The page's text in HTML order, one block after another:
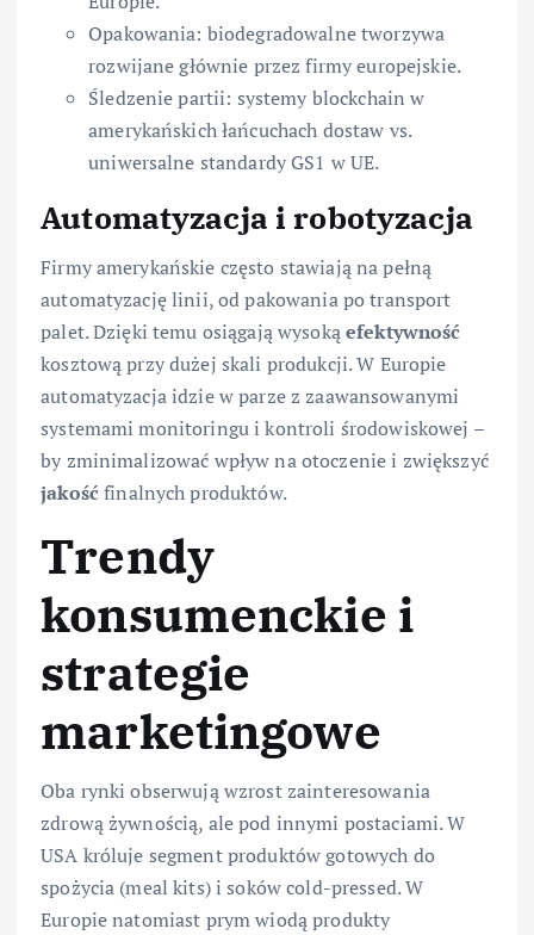
Opakowania: biodegradowalne tworzywa
rozwijane głównie przez firmy europejskie.
Śledzenie partii: systemy blockchain w
amerykańskich łańcuchach dostaw vs.
uniwersalne standardy GS1 w UE.
Automatyzacja i robotyzacja
Firmy amerykańskie często stawiają na pełną
automatyzację linii, od pakowania po transport
palet. Dzięki temu osiągają wysokąefektywność
kosztową przy dużej skali produkcji. W Europie
automatyzacja idzie w parze z zaawansowanymi
systemami monitoringu i kontroli środowiskowej –
by zminimalizować wpływ na otoczenie i zwiększyć
jakość finalnych produktów.
Trendy
konsumenckie i
strategie
marketingowe
Oba rynki obserwują wzrost zainteresowania
zdrową żywnością, ale pod innymi postaciami. W
USA króluje segment produktów gotowych do
spożycia (meal kits) i soków cold-pressed. W
Europie natomiast prym wiodą produkty